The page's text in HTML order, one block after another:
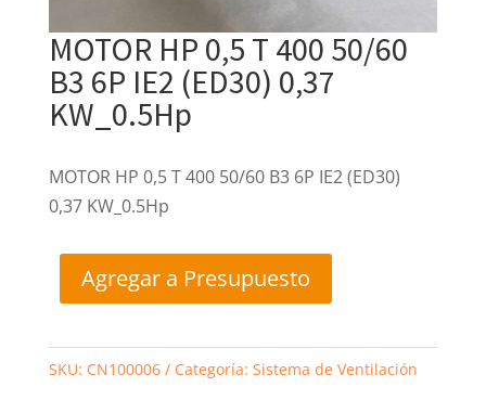
MOTOR HP 0,5 T 400 50/60
B3 6P IE2 (ED30) 0,37
KW_0.5Hp
MOTOR HP 0,5 T 400 50/60 B3 6P IE2 (ED30)
0,37 KW_0.5Hp
Agregar a Presupuesto
SKU: CN100006 Categoría: Sistema de Ventilación